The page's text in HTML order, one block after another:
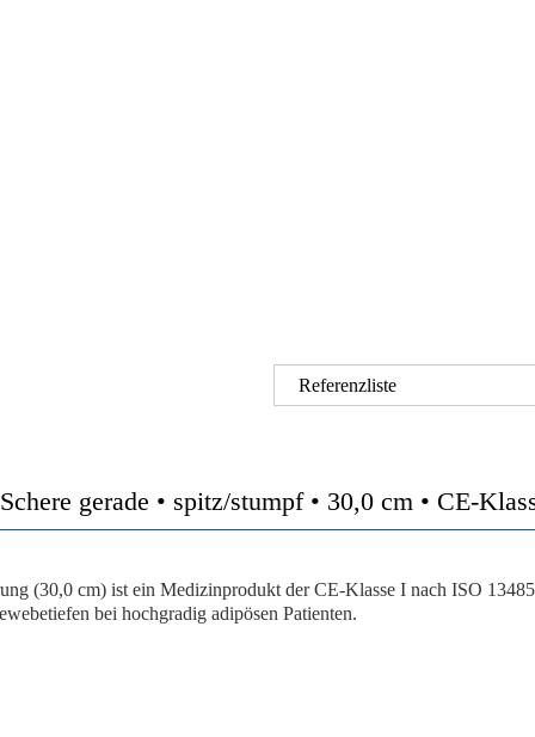
Referenzliste
gerade • spitz/stumpf • 30,0 cm • CE-
(30,0 cm) ist ein Medizinprodukt derCE-Klasse I nach ISO
bei hochgradig adipösen Patienten.